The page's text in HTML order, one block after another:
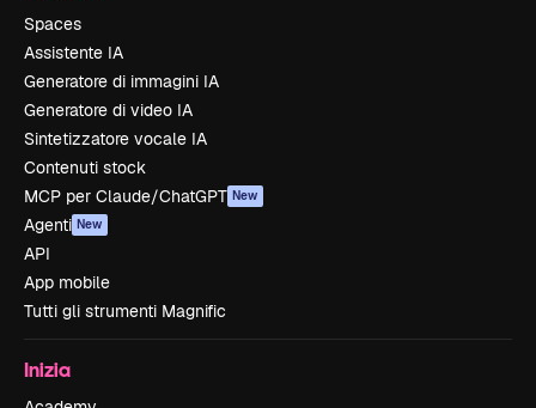
Spaces
Assistente IA
Generatore di immagini IA
Generatore di video IA
Sintetizzatore vocale IA
Contenuti stock
MCP per Claude/ChatGPT New
Agenti New
API
App mobile
Tutti gli strumenti Magnific
Inizia